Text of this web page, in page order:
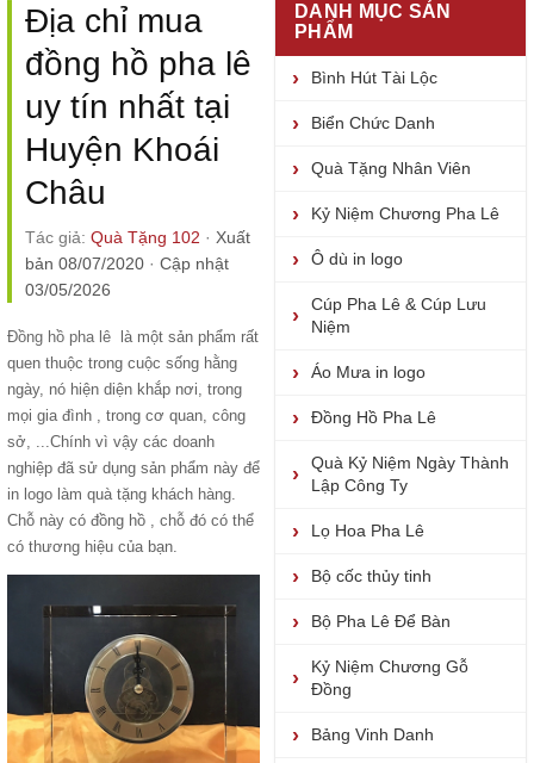
Địa chỉ mua
đồng hồ pha lê
uy tín nhất tại
Huyện Khoái
Châu
Tác giả: Quà Tặng 102 · Xuất
bản 08/07/2020 · Cập nhật
03/05/2026
Đồng hồ pha lê là một sản phẩm rất
quen thuộc trong cuộc sống hằng
ngày, nó hiện diện khắp nơi, trong
mọi gia đình , trong cơ quan, công
sở, ...Chính vì vậy các doanh
nghiệp đã sử dụng sản phẩm này để
in logo làm quà tặng khách hàng.
Chỗ này có đồng hồ , chỗ đó có thể
có thương hiệu của bạn.
DANH MỤC SẢN
PHẨM
Bình Hút Tài Lộc
Biển Chức Danh
Quà Tặng Nhân Viên
Kỷ Niệm Chương Pha Lê
Ô dù in logo
Cúp Pha Lê & Cúp Lưu
Niệm
Áo Mưa in logo
Đồng Hồ Pha Lê
Quà Kỷ Niệm Ngày Thành
Lập Công Ty
Lọ Hoa Pha Lê
Bộ cốc thủy tinh
Bộ Pha Lê Để Bàn
Kỷ Niệm Chương Gỗ
Đồng
Bảng Vinh Danh